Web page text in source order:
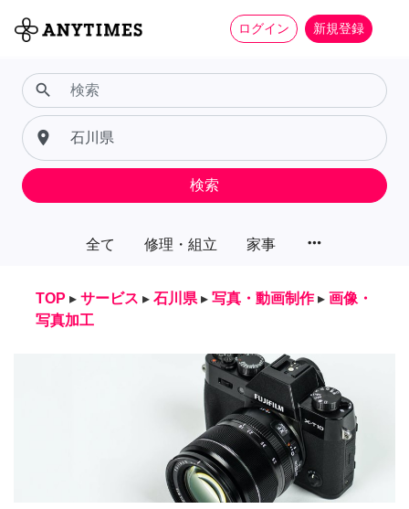
ログイン 新規登録
全て 修理・組立 家事 more_horiz
search
place
検索
TOP ▸ サービス ▸ 石川県 ▸ 写真・動画制作 ▸ 画像・
写真加工